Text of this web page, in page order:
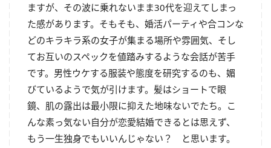
ますが、その波に乗れないまま30代を迎えてしまっ
た感があります。そもそも、婚活パーティや合コンな
どのキラキラ系の女子が集まる場所や雰囲気、そし
てお互いのスペックを値踏みするような会話が苦手
です。男性ウケする服装や態度を研究するのも、媚
びているようで気が引けます。髪はショートで眼
鏡、肌の露出は最小限に抑えた地味ないでたち。こ
んな素っ気ない自分が恋愛結婚できるとは思えず、
もう一生独身でもいいんじゃない？ と思います。